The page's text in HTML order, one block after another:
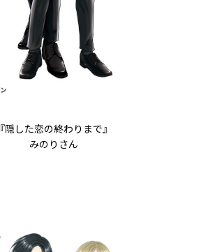
『隠した恋の終わりまで』
みのりさん